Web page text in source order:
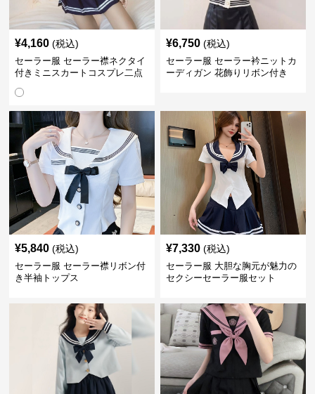
¥4,160 (税込)
セーラー服 セーラー襟ネクタイ
付きミニスカートコスプレ二点
¥6,750 (税込)
セーラー服 セーラー衿ニットカ
ーディガン 花飾りリボン付き
¥5,840 (税込)
セーラー服 セーラー襟リボン付
き半袖トップス
¥7,330 (税込)
セーラー服 大胆な胸元が魅力の
セクシーセーラー服セット